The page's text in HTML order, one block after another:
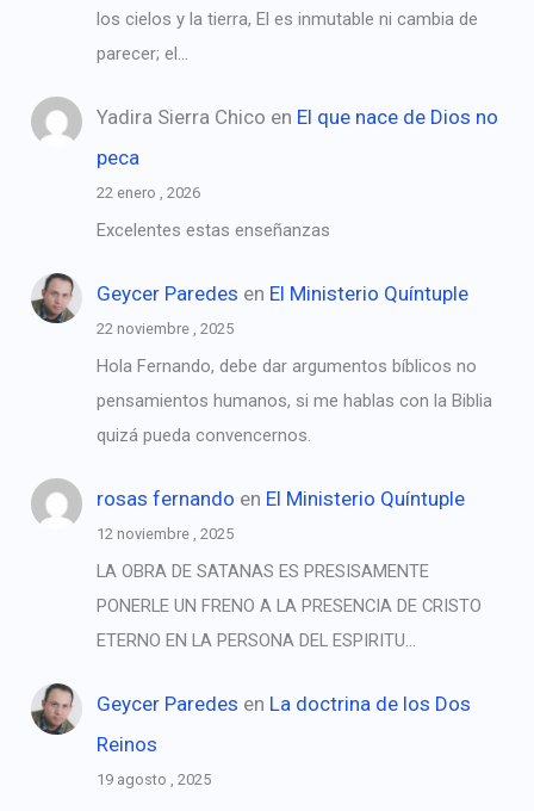
los cielos y la tierra, El es inmutable ni cambia de
parecer; el…
Yadira Sierra Chico en El que nace de Dios no
peca
22 enero , 2026
Excelentes estas enseñanzas
Geycer Paredes en El Ministerio Quíntuple
22 noviembre , 2025
Hola Fernando, debe dar argumentos bíblicos no
pensamientos humanos, si me hablas con la Biblia
quizá pueda convencernos.
rosas fernando en El Ministerio Quíntuple
12 noviembre , 2025
LA OBRA DE SATANAS ES PRESISAMENTE
PONERLE UN FRENO A LA PRESENCIA DE CRISTO
ETERNO EN LA PERSONA DEL ESPIRITU…
Geycer Paredes en La doctrina de los Dos
Reinos
19 agosto , 2025